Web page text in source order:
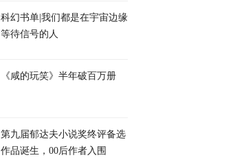
科幻书单|我们都是在宇宙边缘
等待信号的人
《咸的玩笑》半年破百万册
第九届郁达夫小说奖终评备选
作品诞生，00后作者入围